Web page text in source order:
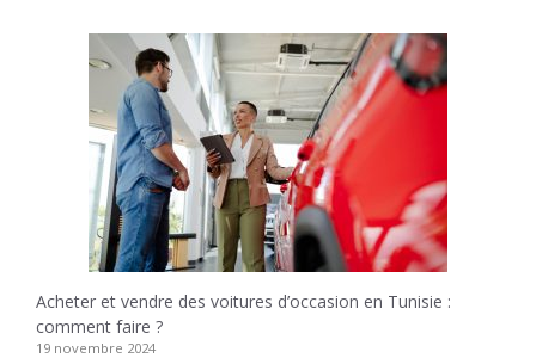
Acheter et vendre des voitures d’occasion en Tunisie :
comment faire ?
19 novembre 2024